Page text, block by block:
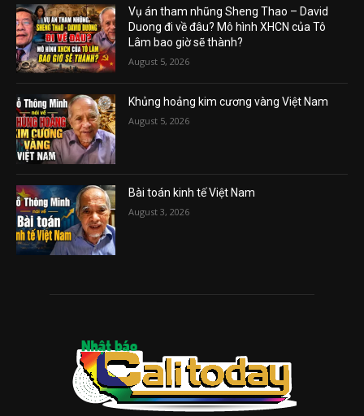
Vụ án tham nhũng Sheng Thao – David
Duong đi về đâu? Mô hình XHCN của Tô
Lâm bao giờ sẽ thành?
August 5, 2026
Khủng hoảng kim cương vàng Việt Nam
August 5, 2026
Bài toán kinh tế Việt Nam
August 3, 2026